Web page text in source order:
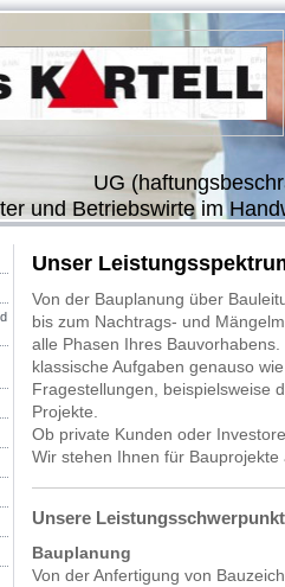
UG
und Betriebswirte im
Unser
Von der Bauplanung über
bis zum Nachtrags- und
alle Phasen Ihres
klassische Aufgaben genauso
Fragestellungen, beispielsweise
Projekte.
Ob private Kunden oder
Wir stehen Ihnen für Bauprojekte
Unsere
Bauplanung
Von der Anfertigung von